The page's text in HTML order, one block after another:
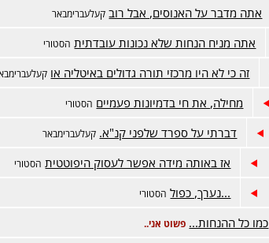
אתה מדבר על האנוסים, אבל רוב קעלעברימבאר
אתה מניח הנחות שלא נכונות עובדתית הסטורי
זה כי לא היו מרכזי תורה גדולים באיטליה או
מחילה, את חי בדמיונות פעמיים הסטורי
דברתי על ספרד שלפני קנ"א. קעלעברימבאר
אז באותה מידה אפשר לעסוק היפוטטית הסטורי
...נערך, כפול הסטורי
כמו כל ההנחות... פשוט אני..